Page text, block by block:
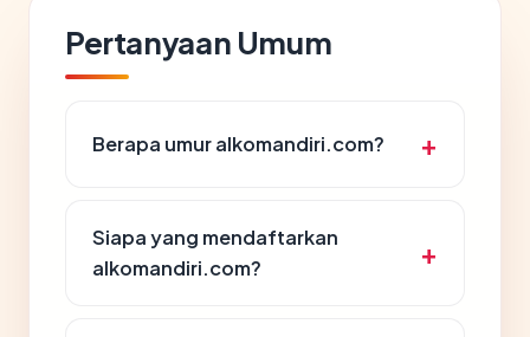
Pertanyaan Umum
Berapa umur alkomandiri.com?
Siapa yang mendaftarkan
alkomandiri.com?